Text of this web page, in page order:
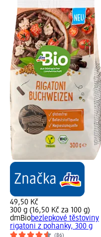
49,50 Kč
300 g (16,50 Kč za 100 g)
dmBiobezlepkové těstoviny
rigatoni z pohanky, 300 g
(86)